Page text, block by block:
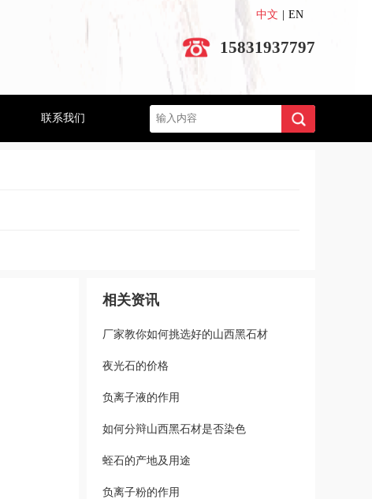
15831937797
中文 EN
联系我们
相关资讯
厂家教你如何挑选好的山西黑石材
夜光石的价格
负离子液的作用
如何分辩山西黑石材是否染色
蛭石的产地及用途
负离子粉的作用